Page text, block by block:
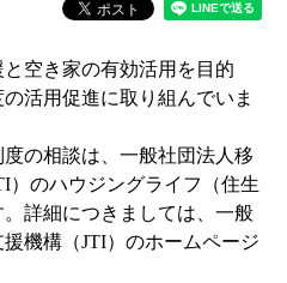
空き家の有効活用を目的
活用促進に取り組んでいま
の相談は、一般社団法人移
）のハウジングライフ（住生
詳細につきましては、一般
機構（JTI）のホームページ